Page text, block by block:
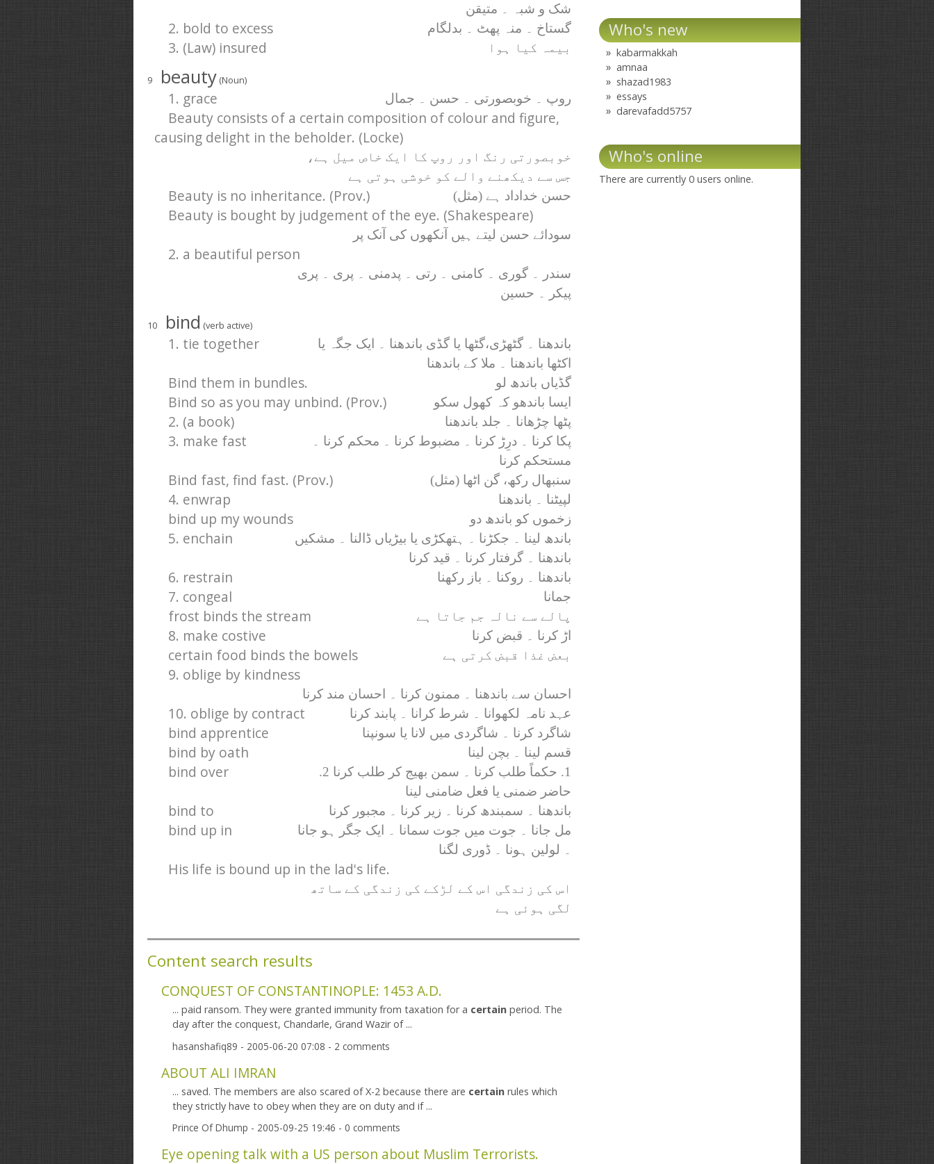
شک و شبہ ۔ متیقن
2. bold to excess گستاخ ۔ منہ پھٹ ۔ بدلگام
3. (Law) insured بیمہ کیا ہوا
9 beauty (Noun)
1. grace روپ ۔ خوبصورتی ۔ حسن ۔ جمال
Beauty consists of a certain composition of colour and figure,
causing delight in the beholder. (Locke)
خوبصورتی رنگ اور روپ کا ایک خاص میل ہے،
جس سے دیکھنے والے کو خوشی ہوتی ہے
Beauty is no inheritance. (Prov.) حسن خداداد ہے (مثل)
Beauty is bought by judgement of the eye. (Shakespeare)
سودائے حسن لیتے ہیں آنکھوں کی آنک پر
2. a beautiful person
سندر ۔ گوری ۔ کامنی ۔ رتی ۔ پدمنی ۔ پری ۔ پری
پیکر ۔ حسین
10 bind (verb active)
1. tie together
باندھنا ۔ گٹھڑی،‌گٹھا یا گڈی باندھنا ۔ ایک جگہ یا
اکٹھا باندھنا ۔ ملا کے باندھنا
Bind them in bundles. گڈیاں باندھ لو
Bind so as you may unbind. (Prov.) ایسا باندھو کہ کھول سکو
2. (a book) پٹھا چڑھانا ۔ جلد باندھنا
3. make fast
پکا کرنا ۔ درِڑ کرنا ۔ مضبوط کرنا ۔ محکم کرنا ۔
مستحکم کرنا
Bind fast, find fast. (Prov.) سنبھال رکھ، گن اٹھا (مثل)
4. enwrap لپیٹنا ۔ باندھنا
bind up my wounds زخموں کو باندھ دو
5. enchain
باندھ لینا ۔ جکڑنا ۔ ہتھکڑی یا بیڑیاں ڈالنا ۔ مشکیں
باندھنا ۔ گرفتار کرنا ۔ قید کرنا
6. restrain باندھنا ۔ روکنا ۔ باز رکھنا
7. congeal جمانا
frost binds the stream پالے سے نالہ جم جاتا ہے
8. make costive اڑ کرنا ۔ قبض کرنا
certain food binds the bowels بعض غذا قبض کرتی ہے
9. oblige by kindness
احسان سے باندھنا ۔ ممنون کرنا ۔ احسان مند کرنا
10. oblige by contract عہد نامہ لکھوانا ۔ شرط کرانا ۔ پابند کرنا
bind apprentice شاگرد کرنا ۔ شاگردی میں لانا یا سونپنا
bind by oath قسم لینا ۔ بچن لینا
bind over
1. حکماً طلب کرنا ۔ سمن بھیج کر طلب کرنا 2.
حاضر ضمنی یا فعل ضامنی لینا
bind to باندھنا ۔ سمبندھ کرنا ۔ زیر کرنا ۔ مجبور کرنا
bind up in
مل جانا ۔ جوت میں جوت سمانا ۔ ایک جگر ہو جانا
۔ لولین ہونا ۔ ڈوری لگنا
His life is bound up in the lad's life.
اس کی زندگی اس کے لڑکے کی زندگی کے ساتھ
لگی ہوئی ہے
Content search results
CONQUEST OF CONSTANTINOPLE: 1453 A.D.
... paid ransom. They were granted immunity from taxation for a certain period. The
day after the conquest, Chandarle, Grand Wazir of ...
hasanshafiq89 - 2005-06-20 07:08 - 2 comments
ABOUT ALI IMRAN
... saved. The members are also scared of X-2 because there are certain rules which
they strictly have to obey when they are on duty and if ...
Prince Of Dhump - 2005-09-25 19:46 - 0 comments
Eye opening talk with a US person about Muslim Terrorists.
Who's new
kabarmakkah
amnaa
shazad1983
essays
darevafadd5757
Who's online
There are currently 0 users online.